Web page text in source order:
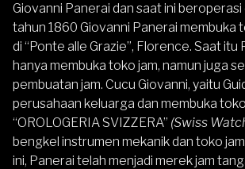
Giovanni Panerai dan saat ini beroperasi
tahun 1860 Giovanni Panerai membuka
di “Ponte alle Grazie”, Florence. Saat itu
hanya membuka toko jam, namun juga
pembuatan jam. Cucu Giovanni, yaitu
perusahaan keluarga dan membuka
“OROLOGERIA SVIZZERA” (Swiss
bengkel instrumen mekanik dan toko
ini, Panerai telah menjadi merek jam